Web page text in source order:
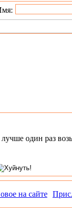
один раз
на сайте